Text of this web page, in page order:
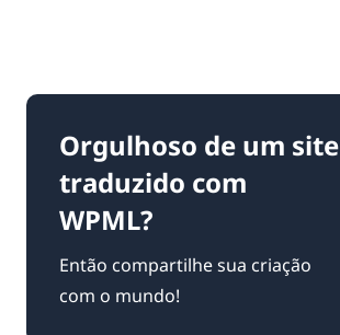
Orgulhoso de um site
traduzido com
WPML?
Então compartilhe sua criação
com o mundo!